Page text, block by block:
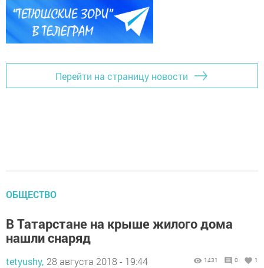
Перейти на страницу новости
ОБЩЕСТВО
В Татарстане на крыше жилого дома
нашли снаряд
tetyushy, 28 августа 2018 - 19:44 1431 0 1